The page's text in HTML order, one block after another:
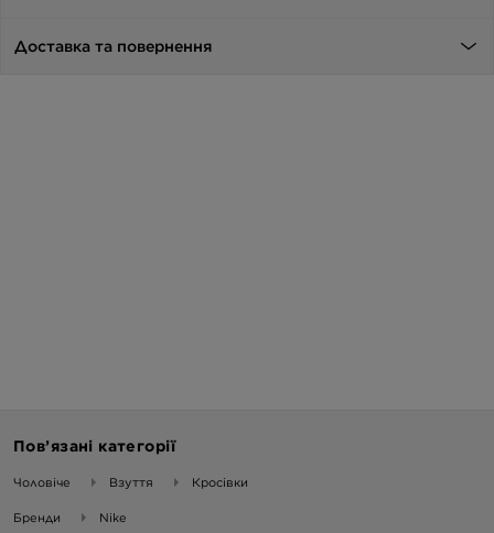
Доставка та повернення
Пов’язані категорії
Чоловіче Взуття Кросівки
Бренди Nike